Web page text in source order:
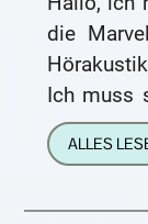
die
Ich muss
voll und
ALLES